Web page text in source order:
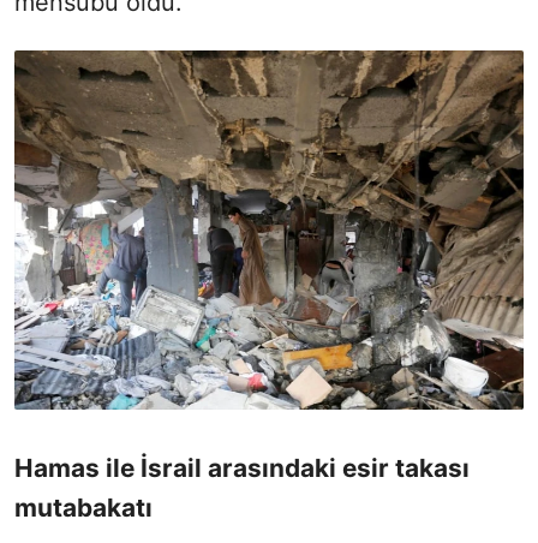
Hamas ile İsrail arasındaki esir takası
mutabakatı